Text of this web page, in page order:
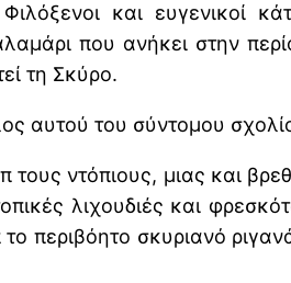
και ευγενικοί
που ανήκει στην
τη Σκύρο.
αυτού του σύντομου
τους ντόπιους, μιας και
λιχουδιές και
περιβόητο σκυριανό